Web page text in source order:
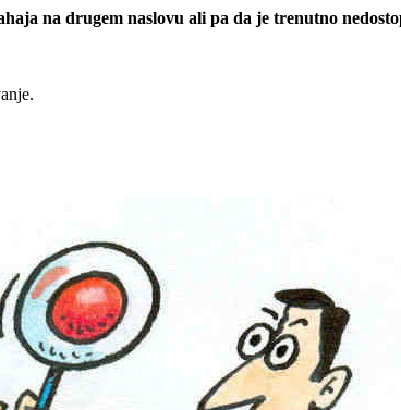
na drugem naslovu ali pa da je trenutno